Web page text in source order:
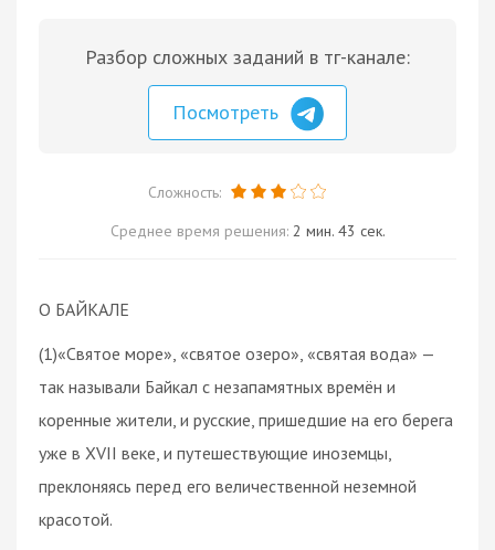
Разбор сложных заданий в тг-канале:
Посмотреть
Сложность:
Среднее время решения: 2 мин. 43 сек.
О БАЙКАЛЕ
(1)«Святое море», «святое озеро», «святая вода» —
так называли Байкал с незапамятных времён и
коренные жители, и русские, пришедшие на его берега
уже в XVII веке, и путешествующие иноземцы,
преклоняясь перед его величественной неземной
красотой.